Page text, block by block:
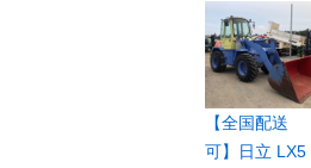
【全国配送
可】日立 LX5